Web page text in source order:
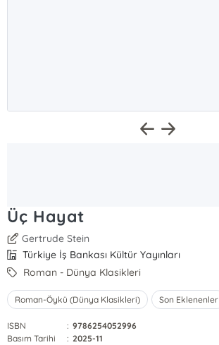
Üç Hayat
Gertrude Stein
Türkiye İş Bankası Kültür Yayınları
Roman - Dünya Klasikleri
Roman-Öykü (Dünya Klasikleri) Son Eklenenler
ISBN : 9786254052996
Basım Tarihi
: 2025-11